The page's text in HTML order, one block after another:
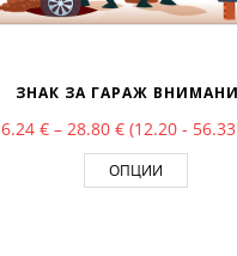
ЗНАК ЗА ГАРАЖ
6.24 € – 28.80 €Price range:
(12.20 -
ОПЦИИ